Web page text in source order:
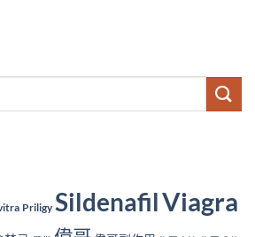
Priligy SildenafilViagra